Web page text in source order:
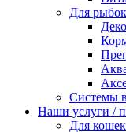
Для рыбок
Cистемы
Наши услуги /
Для кошек